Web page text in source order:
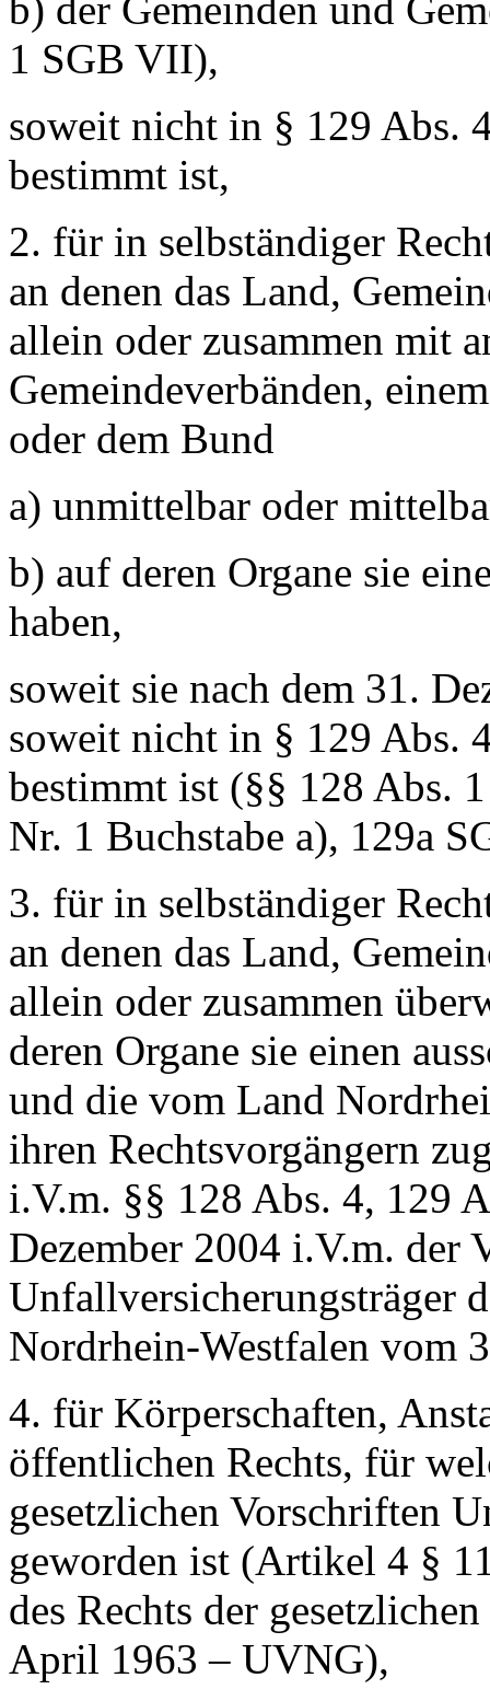
b) der Gemeinden und
1 SGB VII),
soweit nicht in § 129 Abs.
bestimmt ist,
2. für in selbständiger
an denen das Land,
allein oder zusammen mit
Gemeindeverbänden,
oder dem Bund
a) unmittelbar oder
b) auf deren Organe sie
haben,
soweit sie nach dem 31.
soweit nicht in § 129 Abs.
bestimmt ist (§§ 128 Abs.
Nr. 1 Buchstabe a), 129a
3. für in selbständiger
an denen das Land,
allein oder zusammen
deren Organe sie einen
und die vom Land
ihren Rechtsvorgängern
i.V.m. §§ 128 Abs. 4, 129
Dezember 2004 i.V.m. der
Unfallversicherungsträger
Nordrhein-Westfalen vom
4. für Körperschaften,
öffentlichen Rechts, für
gesetzlichen Vorschriften
geworden ist (Artikel 4 §
des Rechts der
April 1963 – UVNG),